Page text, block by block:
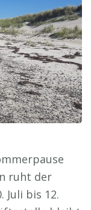
ruht der
Juli bis 12.